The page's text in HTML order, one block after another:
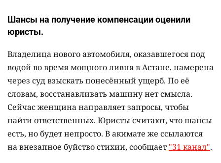
Шансы на получение компенсации оценили
юристы.
Владелица нового автомобиля, оказавшегося под
водой во время мощного ливня в Астане, намерена
через суд взыскать понесённый ущерб. По её
словам, восстанавливать машину нет смысла.
Сейчас женщина направляет запросы, чтобы
найти ответственных. Юристы считают, что шансы
есть, но будет непросто. В акимате же ссылаются
на внезапное буйство стихии, сообщает "31 канал".